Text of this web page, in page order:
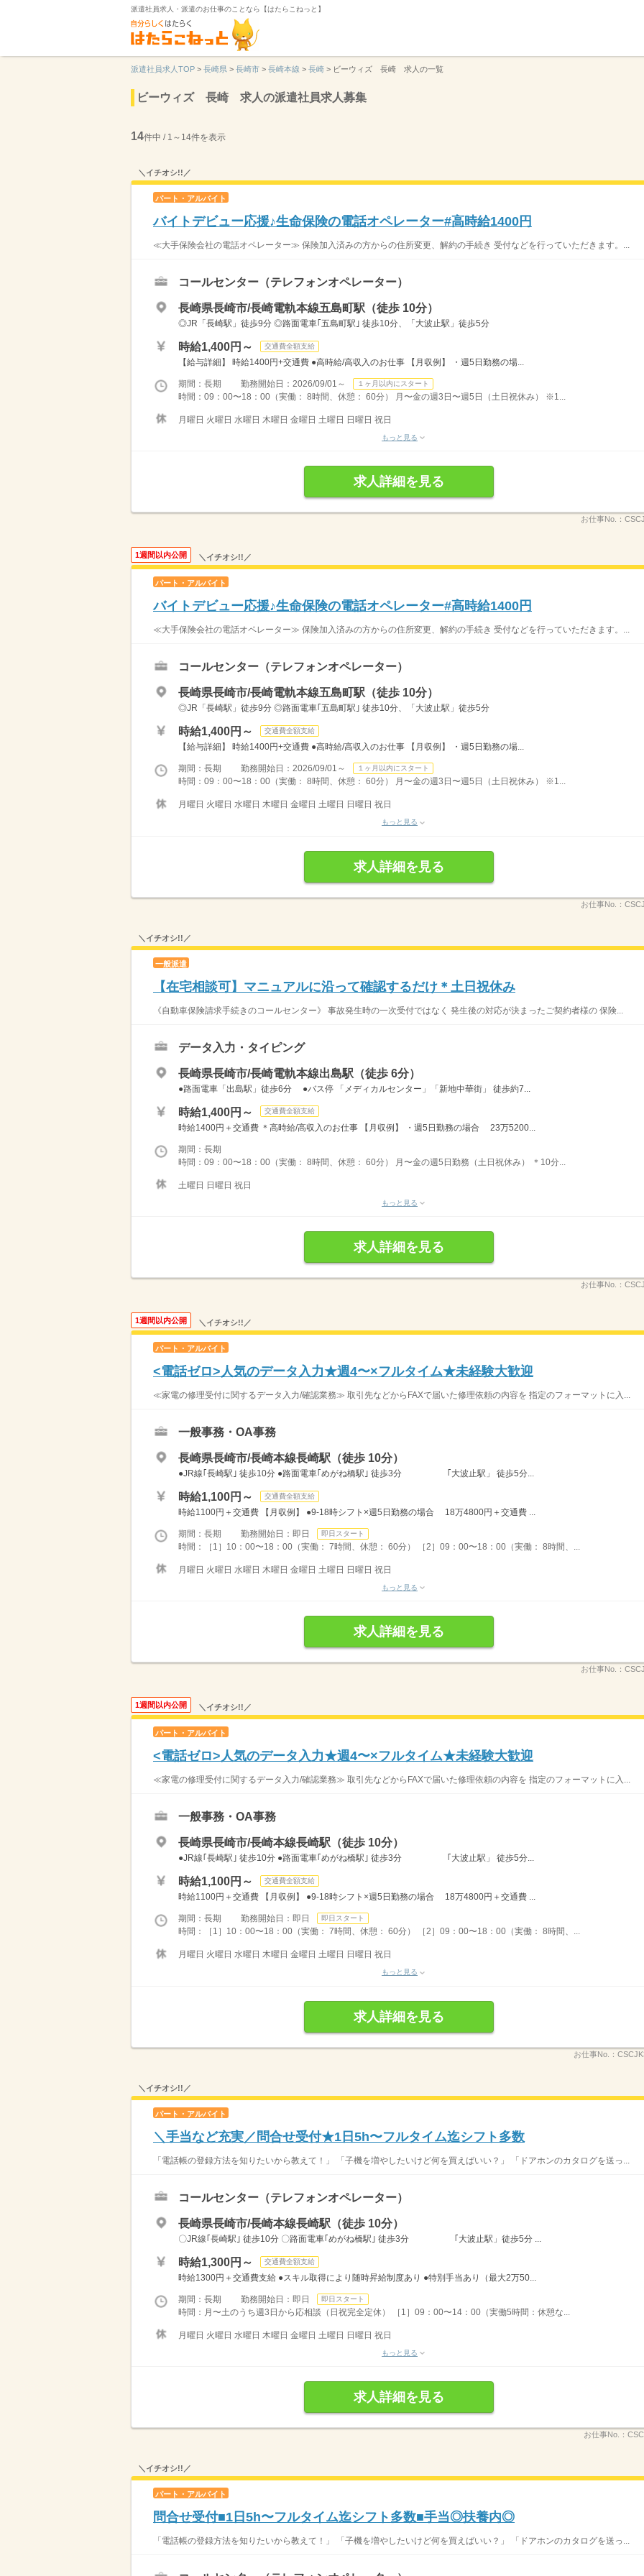
派遣社員求人・派遣のお仕事のことなら【はたらこねっと】
派遣社員求人TOP > 長崎県 > 長崎市 > 長崎本線 > 長崎 > ビーウィズ 長崎 求人の一覧
ビーウィズ 長崎 求人の派遣社員求人募集
14件中 / 1～14件を表示
＼イチオシ!!／
パート・アルバイト
バイトデビュー応援♪生命保険の電話オペレーター#高時給1400円
≪大手保険会社の電話オペレーター≫ 保険加入済みの方からの住所変更、解約の手続き 受付などを行っていただきます。...
コールセンター（テレフォンオペレーター）
長崎県長崎市/長崎電軌本線五島町駅（徒歩 10分）
◎JR「長崎駅」徒歩9分 ◎路面電車｢五島町駅｣ 徒歩10分、「大波止駅」徒歩5分
時給1,400円～ 交通費全額支給
【給与詳細】 時給1400円+交通費 ●高時給/高収入のお仕事 【月収例】 ・週5日勤務の場...
期間：長期 勤務開始日：2026/09/01～ １ヶ月以内にスタート
時間：09：00〜18：00（実働： 8時間、休憩： 60分） 月〜金の週3日〜週5日（土日祝休み） ※1...
月曜日 火曜日 水曜日 木曜日 金曜日 土曜日 日曜日 祝日
もっと見る
求人詳細を見る
お仕事No.：
1週間以内公開 ＼イチオシ!!／
パート・アルバイト
バイトデビュー応援♪生命保険の電話オペレーター#高時給1400円
≪大手保険会社の電話オペレーター≫ 保険加入済みの方からの住所変更、解約の手続き 受付などを行っていただきます。...
コールセンター（テレフォンオペレーター）
長崎県長崎市/長崎電軌本線五島町駅（徒歩 10分）
◎JR「長崎駅」徒歩9分 ◎路面電車｢五島町駅｣ 徒歩10分、「大波止駅」徒歩5分
時給1,400円～ 交通費全額支給
【給与詳細】 時給1400円+交通費 ●高時給/高収入のお仕事 【月収例】 ・週5日勤務の場...
期間：長期 勤務開始日：2026/09/01～ １ヶ月以内にスタート
時間：09：00〜18：00（実働： 8時間、休憩： 60分） 月〜金の週3日〜週5日（土日祝休み） ※1...
月曜日 火曜日 水曜日 木曜日 金曜日 土曜日 日曜日 祝日
もっと見る
求人詳細を見る
お仕事No.：
＼イチオシ!!／
一般派遣
【在宅相談可】マニュアルに沿って確認するだけ＊土日祝休み
《自動車保険請求手続きのコールセンター》 事故発生時の一次受付ではなく 発生後の対応が決まったご契約者様の 保険...
データ入力・タイピング
長崎県長崎市/長崎電軌本線出島駅（徒歩 6分）
●路面電車「出島駅」徒歩6分 ●バス停 「メディカルセンター」「新地中華街」 徒歩約7...
時給1,400円～ 交通費全額支給
時給1400円＋交通費 ＊高時給/高収入のお仕事 【月収例】 ・週5日勤務の場合 23万5200...
期間：長期
時間：09：00〜18：00（実働： 8時間、休憩： 60分） 月〜金の週5日勤務（土日祝休み） ＊10分...
土曜日 日曜日 祝日
もっと見る
求人詳細を見る
お仕事No.：
1週間以内公開 ＼イチオシ!!／
パート・アルバイト
<電話ゼロ>人気のデータ入力★週4〜×フルタイム★未経験大歓迎
≪家電の修理受付に関するデータ入力/確認業務≫ 取引先などからFAXで届いた修理依頼の内容を 指定のフォーマットに入...
一般事務・OA事務
長崎県長崎市/長崎本線長崎駅（徒歩 10分）
●JR線｢長崎駅｣ 徒歩10分 ●路面電車｢めがね橋駅｣ 徒歩3分 ｢大波止駅」 徒歩5分...
時給1,100円～ 交通費全額支給
時給1100円＋交通費 【月収例】 ●9-18時シフト×週5日勤務の場合 18万4800円＋交通費 ...
期間：長期 勤務開始日：即日 即日スタート
時間：［1］10：00〜18：00（実働： 7時間、休憩： 60分） ［2］09：00〜18：00（実働： 8時間、...
月曜日 火曜日 水曜日 木曜日 金曜日 土曜日 日曜日 祝日
もっと見る
求人詳細を見る
お仕事No.：
1週間以内公開 ＼イチオシ!!／
パート・アルバイト
<電話ゼロ>人気のデータ入力★週4〜×フルタイム★未経験大歓迎
≪家電の修理受付に関するデータ入力/確認業務≫ 取引先などからFAXで届いた修理依頼の内容を 指定のフォーマットに入...
一般事務・OA事務
長崎県長崎市/長崎本線長崎駅（徒歩 10分）
●JR線｢長崎駅｣ 徒歩10分 ●路面電車｢めがね橋駅｣ 徒歩3分 ｢大波止駅」 徒歩5分...
時給1,100円～ 交通費全額支給
時給1100円＋交通費 【月収例】 ●9-18時シフト×週5日勤務の場合 18万4800円＋交通費 ...
期間：長期 勤務開始日：即日 即日スタート
時間：［1］10：00〜18：00（実働： 7時間、休憩： 60分） ［2］09：00〜18：00（実働： 8時間、...
月曜日 火曜日 水曜日 木曜日 金曜日 土曜日 日曜日 祝日
もっと見る
求人詳細を見る
お仕事No.：
＼イチオシ!!／
パート・アルバイト
＼手当など充実／問合せ受付★1日5h〜フルタイム迄シフト多数
「電話帳の登録方法を知りたいから教えて！」 「子機を増やしたいけど何を買えばいい？」 「ドアホンのカタログを送っ...
コールセンター（テレフォンオペレーター）
長崎県長崎市/長崎本線長崎駅（徒歩 10分）
〇JR線｢長崎駅｣ 徒歩10分 〇路面電車｢めがね橋駅｣ 徒歩3分 ｢大波止駅」徒歩5分 ...
時給1,300円～ 交通費全額支給
時給1300円＋交通費支給 ●スキル取得により随時昇給制度あり ●特別手当あり（最大2万50...
期間：長期 勤務開始日：即日 即日スタート
時間：月〜土のうち週3日から応相談（日祝完全定休） ［1］09：00〜14：00（実働5時間：休憩な...
月曜日 火曜日 水曜日 木曜日 金曜日 土曜日 日曜日 祝日
もっと見る
求人詳細を見る
お仕事No.：
＼イチオシ!!／
パート・アルバイト
問合せ受付■1日5h〜フルタイム迄シフト多数■手当◎扶養内◎
「電話帳の登録方法を知りたいから教えて！」 「子機を増やしたいけど何を買えばいい？」 「ドアホンのカタログを送っ...